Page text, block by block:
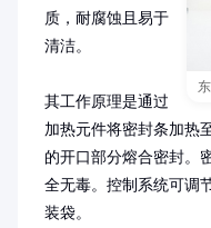
质，耐腐蚀且易于
清洁。
其工作原理是通过
加热元件将密封条加热
的开口部分熔合密封。
全无毒。控制系统可调
装袋。